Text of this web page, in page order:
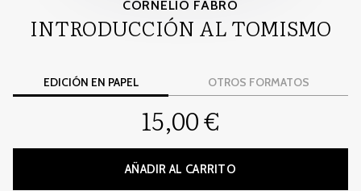
CORNELIO FABRO
INTRODUCCIÓN AL TOMISMO
EDICIÓN EN PAPEL OTROS FORMATOS
15,00 €
AÑADIR AL CARRITO